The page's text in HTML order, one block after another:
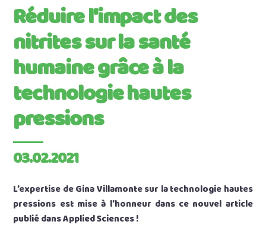
Réduire l'impact des
nitrites sur la santé
humaine grâce à la
technologie hautes
pressions
03.02.2021
L’expertise de Gina Villamonte sur la technologie hautes
pressions est mise à l’honneur dans ce nouvel article
publié dans Applied Sciences !